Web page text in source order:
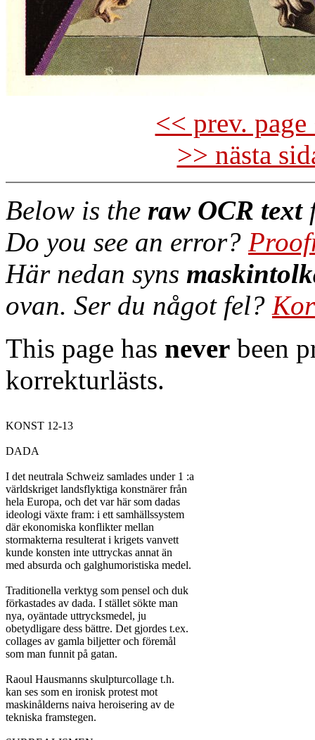
<< prev.
>> nästa
Below is the raw OCR text
Do you see an error?
Här nedan syns
ovan. Ser du något fel?
This page has never been
korrekturlästs.
KONST 12-13
DADA
I det neutrala Schweiz samlades under 1 :a
världskriget landsflyktiga konstnärer från
hela Europa, och det var här som dadas
ideologi växte fram: i ett samhällssystem
där ekonomiska konflikter mellan
stormakterna resulterat i krigets vanvett
kunde konsten inte uttryckas annat än
med absurda och galghumoristiska medel.
Traditionella verktyg som pensel och duk
förkastades av dada. I stället sökte man
nya, oyäntade uttrycksmedel, ju
obetydligare dess bättre. Det gjordes t.ex.
collages av gamla biljetter och föremål
som man funnit på gatan.
Raoul Hausmanns skulpturcollage t.h.
kan ses som en ironisk protest mot
maskinålderns naiva heroisering av de
tekniska framstegen.